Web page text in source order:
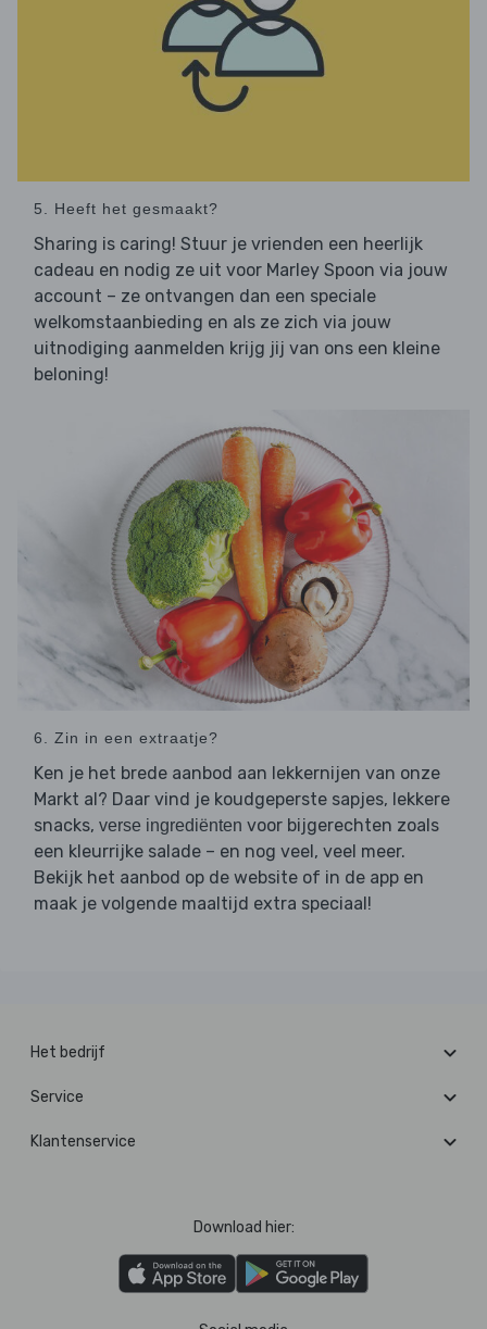
5. Heeft het gesmaakt?
Sharing is caring! Stuur je vrienden een heerlijk
cadeau en nodig ze uit voor Marley Spoon via jouw
account – ze ontvangen dan een speciale
welkomstaanbieding en als ze zich via jouw
uitnodiging aanmelden krijg jij van ons een kleine
beloning!
6. Zin in een extraatje?
Ken je het brede aanbod aan lekkernijen van onze
Markt al? Daar vind je koudgeperste sapjes, lekkere
snacks, verse ingrediënten voor bijgerechten zoals
een kleurrijke salade – en nog veel, veel meer.
Bekijk het aanbod op de website of in de app en
maak je volgende maaltijd extra speciaal!
Het bedrijf
Service
Klantenservice
Download hier: